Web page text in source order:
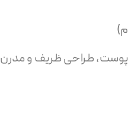
پوست، طراحی ظریف و مدرن